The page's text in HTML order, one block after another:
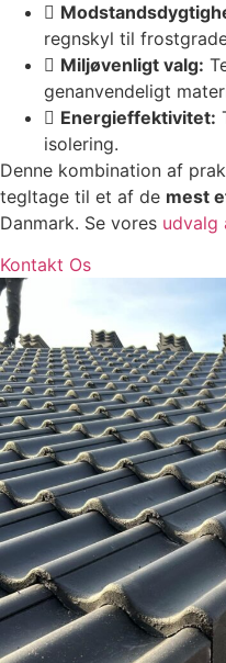
regnskyl til
Miljøvenligt valg:
genanvendeligt
Energieffektivitet:
isolering.
Denne kombination af
tegltage til et af de mest
Danmark. Se vores udvalg
Kontakt Os